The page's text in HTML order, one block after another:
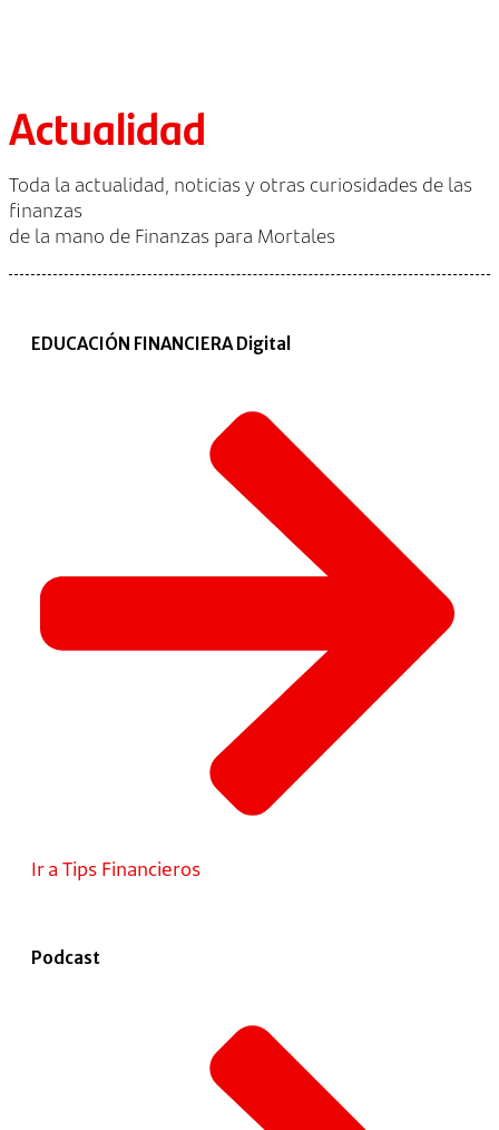
Actualidad
Toda la actualidad, noticias y otras curiosidades de las
finanzas
de la mano de Finanzas para Mortales
EDUCACIÓN FINANCIERA Digital
Ir a Tips Financieros
Podcast